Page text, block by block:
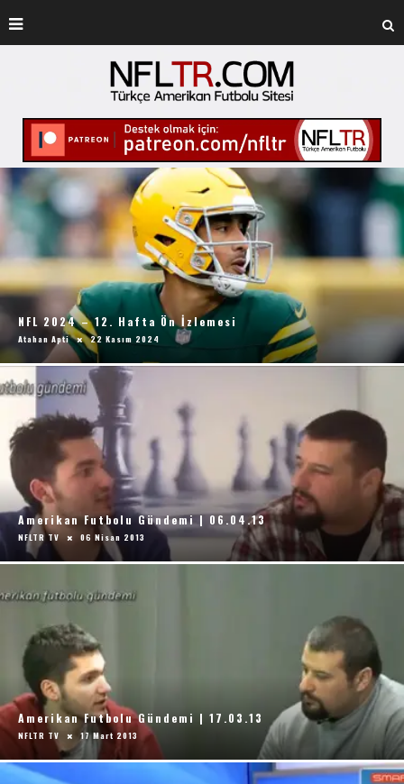
NFL 2024 – 12. Hafta Ön İzlemesi
Atahan Apti 22 Kasım 2024
Amerikan Futbolu Gündemi | 06.04.13
NFLTR TV 06 Nisan 2013
Amerikan Futbolu Gündemi | 17.03.13
NFLTR TV 17 Mart 2013